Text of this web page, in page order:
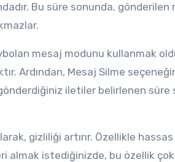
Bu süre sonunda,
mesaj modunu kullanmak
Ardından, Mesaj Silme
iletiler belirlenen
gizliliği artırır. Özellikle
almak istediğinizde, bu özellik